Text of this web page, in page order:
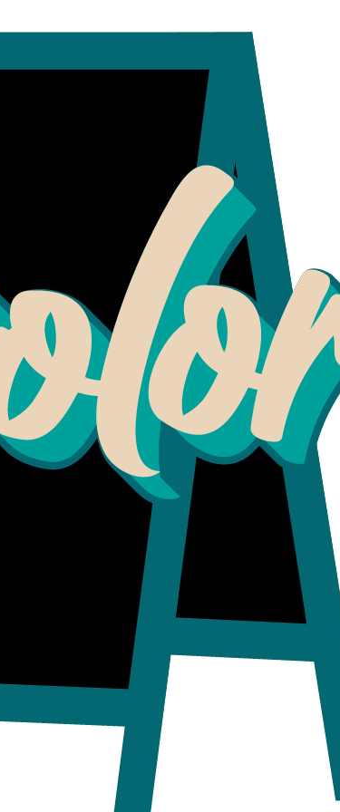
Letrero
Cantidad
Mostrar stock de
DESCRIPCIÓN
Letrero para comercios que
Medida 50 cm x 35 cm
Marco de pino cepillado color
Grafica en vinilo adhesivo
Se puede hacer de otras
bicolor.galeria@gmail.com
Se despacha 3 a 4 dias habiles
COMPARTIR ESTE PRODUCTO